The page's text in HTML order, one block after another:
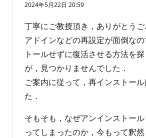
2024年5月22日 20:59
丁寧にご教授頂き，ありがとうご
アドインなどの再設定が面倒な
トールせずに復活させる方法を
が，見つかりませんでした．
ご案内に従って，再インストー
た．
そもそも，なぜアンインストー
ってしまったのか，今もって釈然